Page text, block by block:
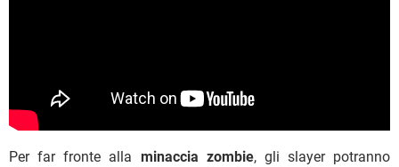
Per far fronte alla minaccia zombie, gli slayer potranno